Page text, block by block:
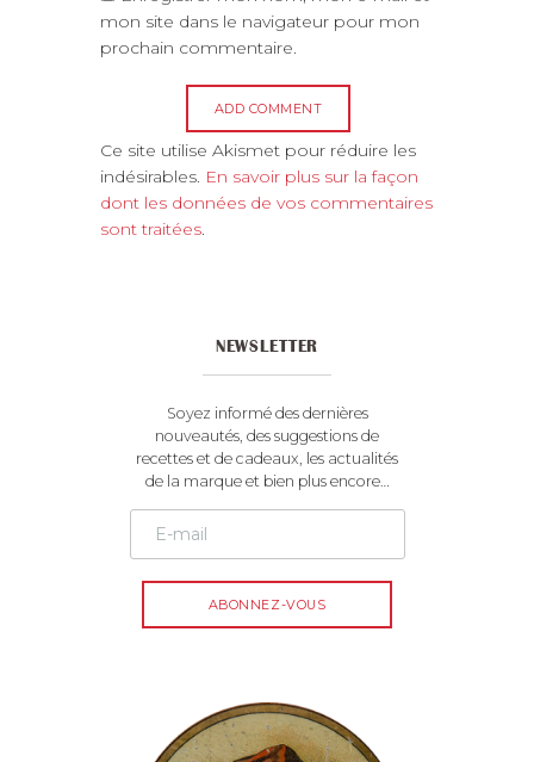
mon site dans le navigateur pour mon
prochain commentaire.
A
l
t
e
Ce site utilise Akismet pour réduire les
indésirables. En savoir plus sur la façon
dont les données de vos commentaires
sont traitées.
NEWSLETTER
Soyez informé des dernières
nouveautés, des suggestions de
recettes et de cadeaux, les actualités
de la marque et bien plus encore…